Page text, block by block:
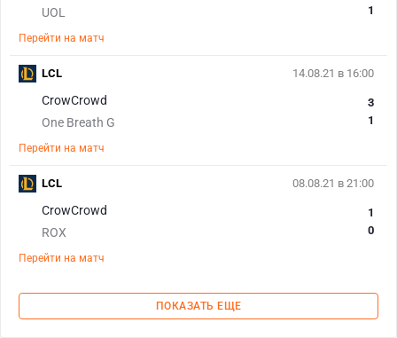
UOL
1
Перейти на матч
14.08.21 в 16:00
CrowCrowd
One Breath G
3
1
Перейти на матч
LCL
08.08.21 в 21:00
CrowCrowd
ROX
1
0
Перейти на матч
LCL
ПОКАЗАТЬ ЕЩЕ